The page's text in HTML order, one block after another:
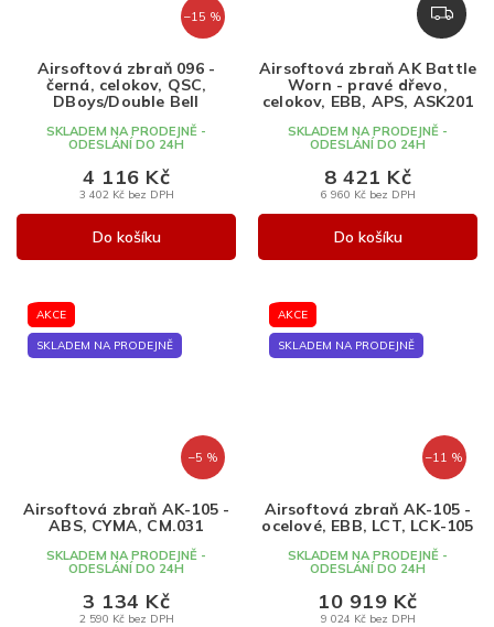
–15 %
Airsoftová zbraň 096 -
černá, celokov, QSC,
DBoys/Double Bell
SKLADEM NA PRODEJNĚ -
ODESLÁNÍ DO 24H
3 402 Kč bez DPH
4 116 Kč
Do košíku
Z
D
R
M
Airsoftová zbraň AK Battle
Worn - pravé dřevo,
celokov, EBB, APS, ASK201
SKLADEM NA PRODEJNĚ -
ODESLÁNÍ DO 24H
6 960 Kč bez DPH
8 421 Kč
Do košíku
AKCE
SKLADEM NA PRODEJNĚ
–5 %
Airsoftová zbraň AK-105 -
ABS, CYMA, CM.031
SKLADEM NA PRODEJNĚ -
ODESLÁNÍ DO 24H
2 590 Kč bez DPH
3 134 Kč
AKCE
SKLADEM NA PRODEJNĚ
–11 %
Airsoftová zbraň AK-105 -
ocelové, EBB, LCT, LCK-105
SKLADEM NA PRODEJNĚ -
ODESLÁNÍ DO 24H
9 024 Kč bez DPH
10 919 Kč